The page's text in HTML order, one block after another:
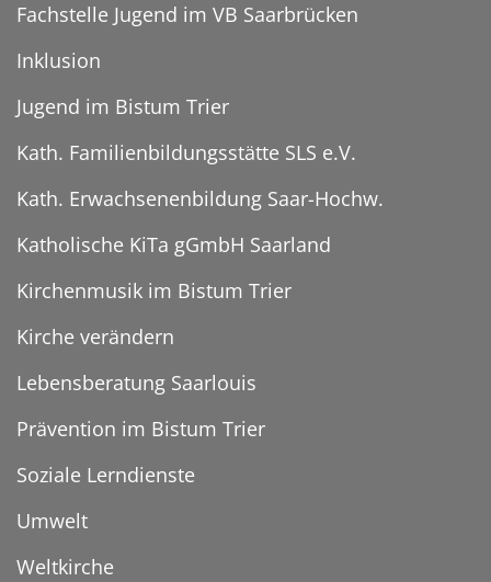
Fachstelle Jugend im VB Saarbrücken
Inklusion
Jugend im Bistum Trier
Kath. Familienbildungsstätte SLS e.V.
Kath. Erwachsenenbildung Saar-Hochw.
Katholische KiTa gGmbH Saarland
Kirchenmusik im Bistum Trier
Kirche verändern
Lebensberatung Saarlouis
Prävention im Bistum Trier
Soziale Lerndienste
Umwelt
Weltkirche